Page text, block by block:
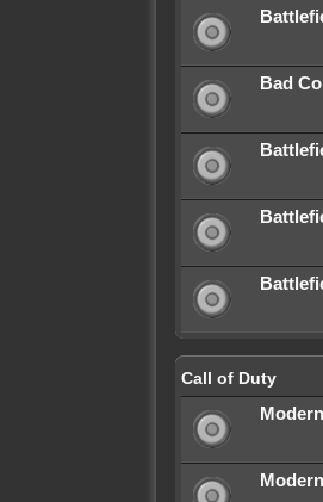
Bad
Call of Duty